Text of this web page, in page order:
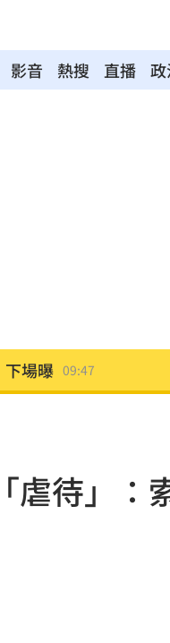
影音 熱搜 直播
下場曝 09:47
車
態曝 09:42
光
笑死
虐待」